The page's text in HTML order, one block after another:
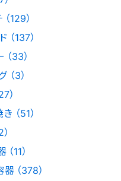
129）
137）
33）
（3）
）
（51）
11）
（378）